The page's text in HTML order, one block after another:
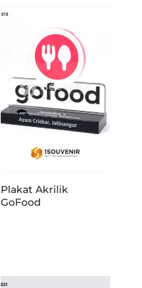
Plakat Akrilik
GoFood